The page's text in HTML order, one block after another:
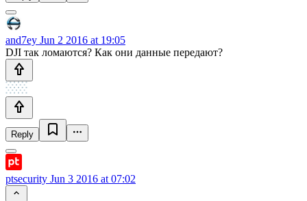
and7ey Jun 2 2016 at 19:05
DJI так ломаются? Как они данные передают?
Reply
ptsecurity Jun 3 2016 at 07:02